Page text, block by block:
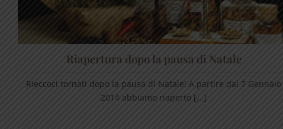
Riapertura dopo la pausa di Natale
Rieccoci tornati dopo la pausa di Natale! A partire dal 7 Gennaio
2014 abbiamo riaperto [...]